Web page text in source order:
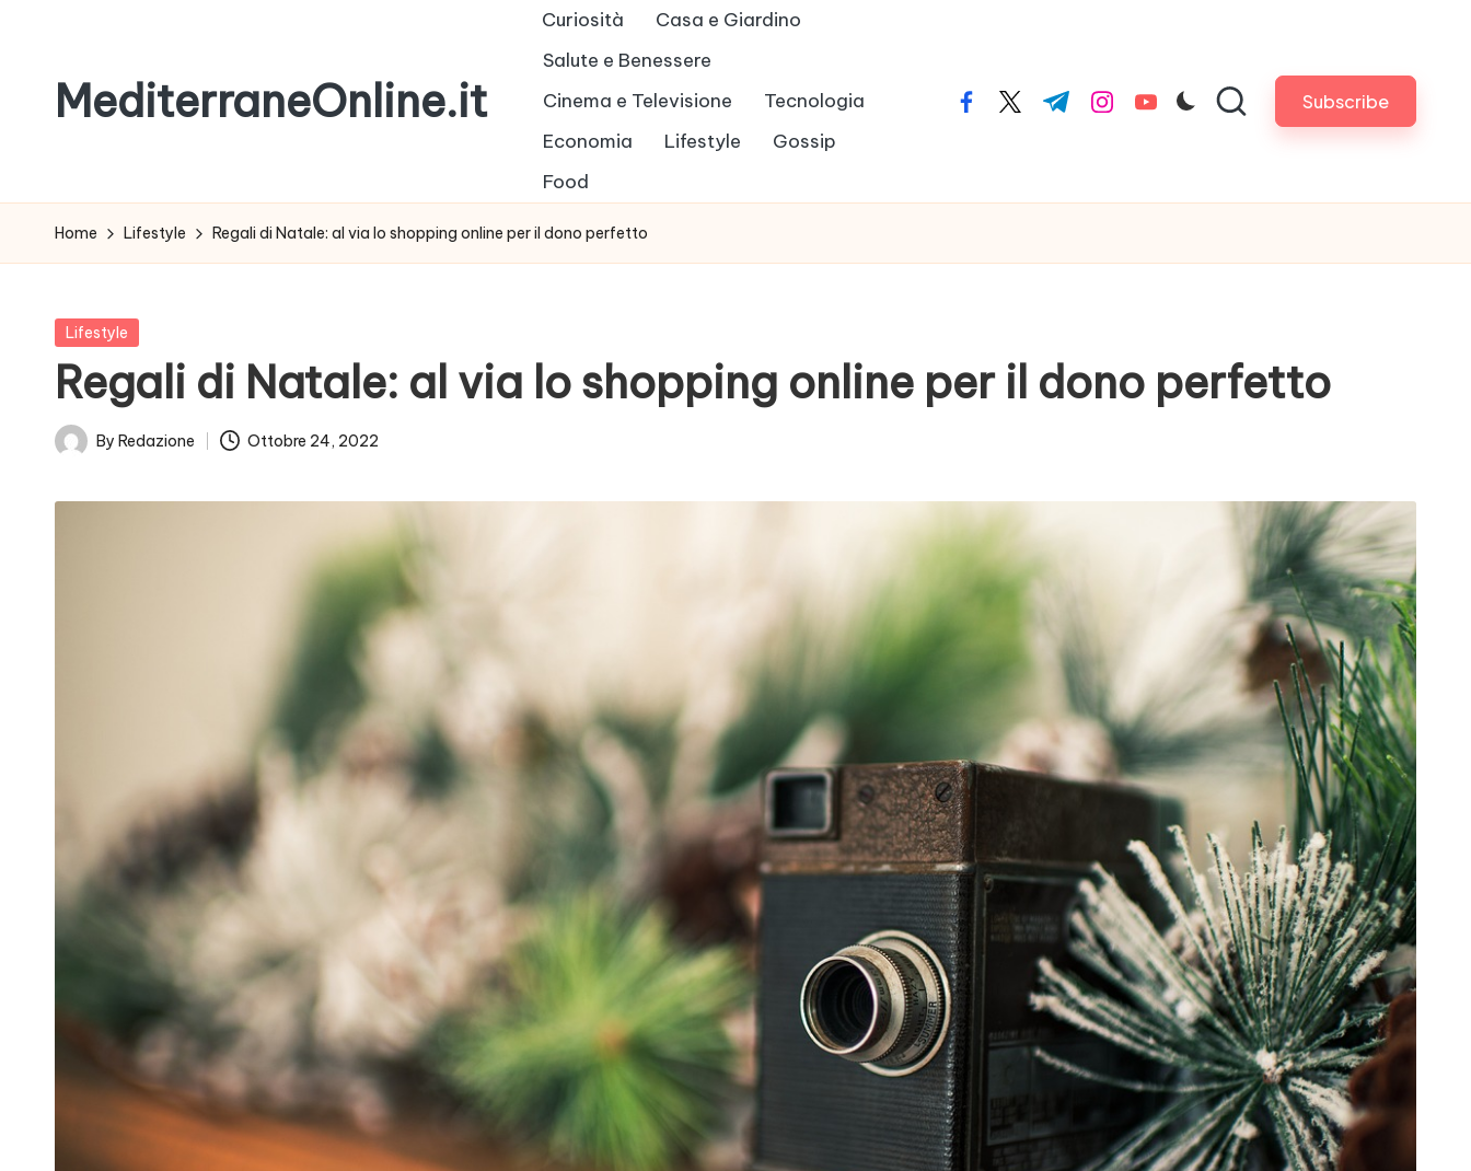
contentMediterraneOnline.it
aggiornato
con
le
News
Curiosità
Casa e Giardino
Salute e Benessere
Cinema e Televisione
Tecnologia
Economia
Lifestyle
Gossip
Food
facebook.com
twitter.com
t.me instagram.com
youtube.com Subscribe
Home Lifestyle Regali di Natale: al via lo shopping online per il dono perfetto
Posted
Lifestyle
Regali di Natale: al via lo shopping online per il dono perfetto
Posted
By Redazione Ottobre 24, 2022